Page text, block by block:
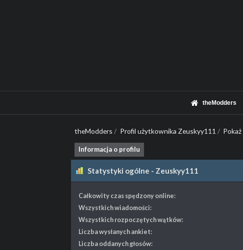
theModders
theModders / Profil użytkownika Zeuskyy111 /
Informacja o profilu
Statystyki ogólne - Zeuskyy111
Całkowity czas spędzony online:
Wszystkich wiadomości:
Wszystkich rozpoczętych wątków:
Liczba wysłanych ankiet:
Liczba oddanych głosów: